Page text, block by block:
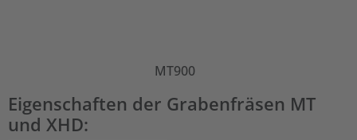
MT900
Eigenschaften der Grabenfräsen MT
und XHD: